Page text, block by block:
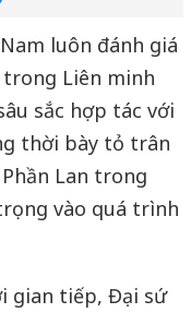
luôn đánh giá
trong Liên minh
sắc hợp tác với
thời bày tỏ trân
Lan trong
vào quá trình
gian tiếp, Đại sứ